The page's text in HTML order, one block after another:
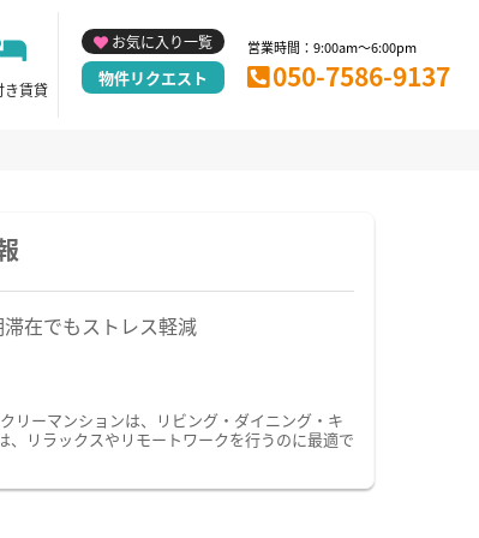
き賃貸
お気に入り一覧
物件リクエスト
営業時間：9:00am～6:00pm
050-7586-9137
在でもストレス軽減
リーマンションは、リビング・ダイニング・キ
、リラックスやリモートワークを行うのに最適で